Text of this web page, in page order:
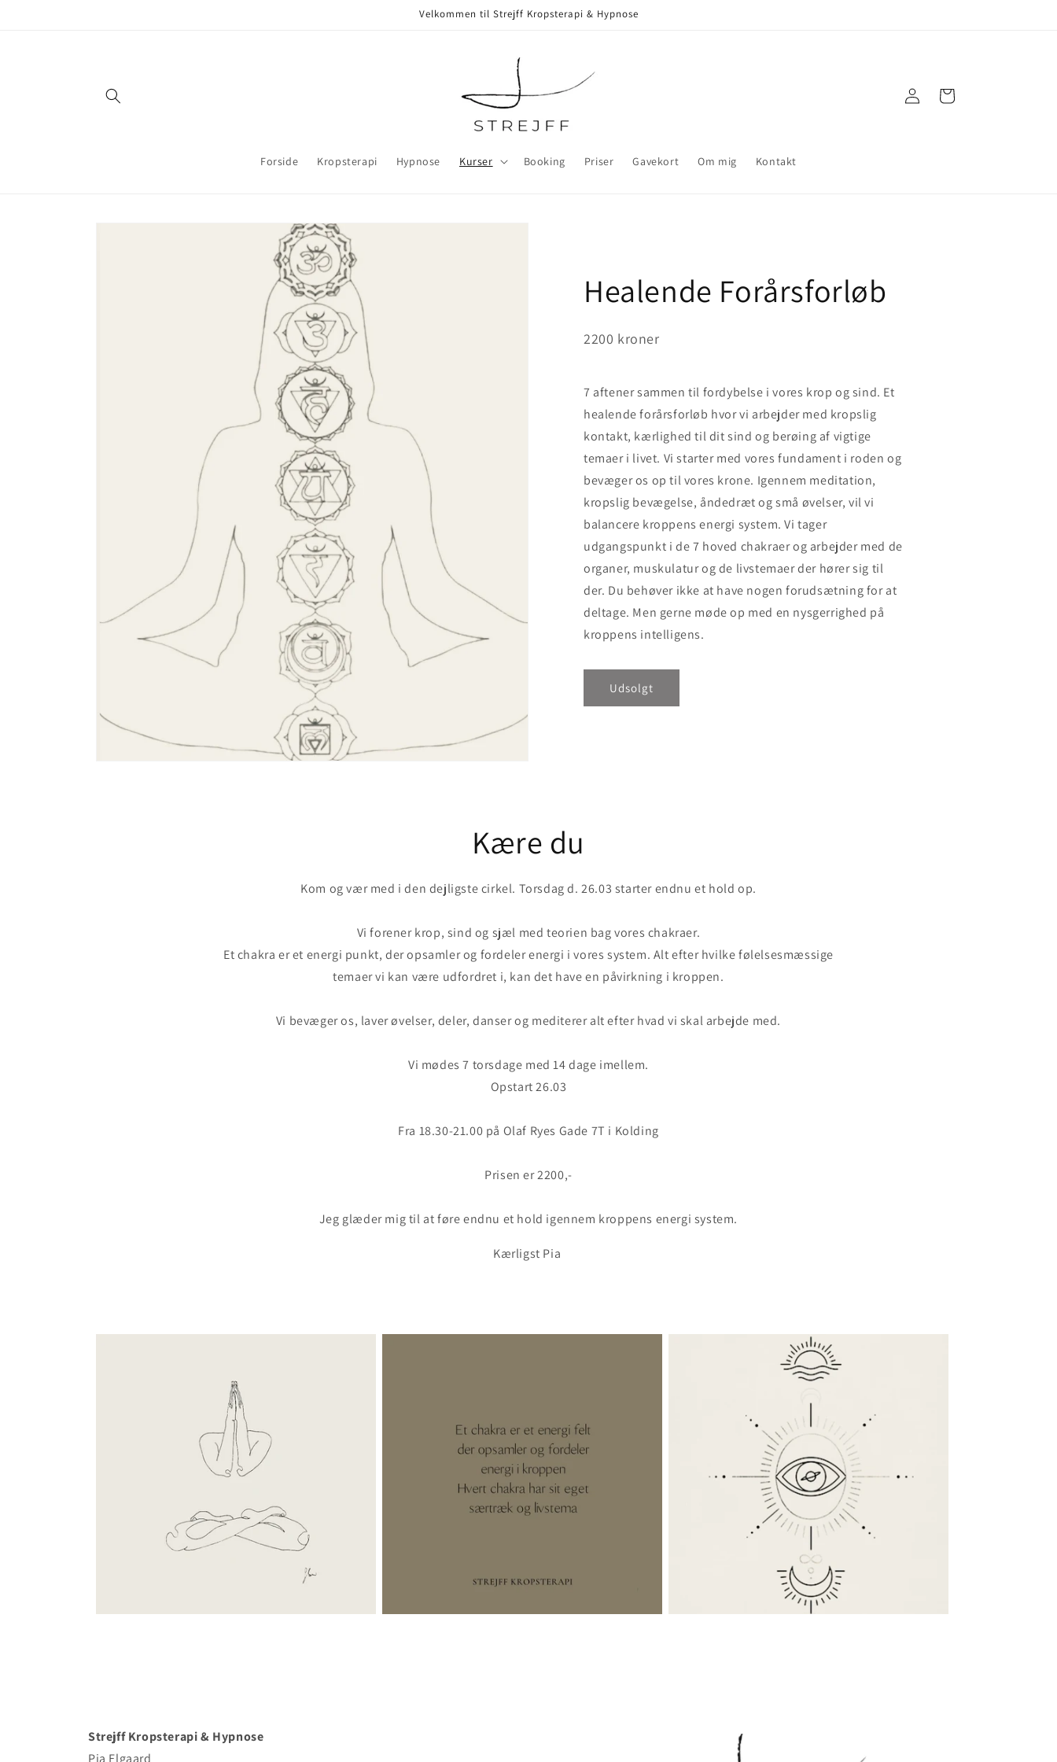
Velkommen til Strejff Kropsterapi & Hypnose
Forside Kropsterapi Hypnose Kurser Booking Priser Gavekort Om mig Kontakt
ind
Indkøbskurv
Healende Forårsforløb
2200 kroner
7 aftener sammen til fordybelse i vores krop og sind. Et
healende forårsforløb hvor vi arbejder med kropslig
kontakt, kærlighed til dit sind og berøing af vigtige
temaer i livet. Vi starter med vores fundament i roden og
bevæger os op til vores krone. Igennem meditation,
kropslig bevægelse, åndedræt og små øvelser, vil vi
balancere kroppens energi system. Vi tager
udgangspunkt i de 7 hoved chakraer og arbejder med de
organer, muskulatur og de livstemaer der hører sig til
der. Du behøver ikke at have nogen forudsætning for at
deltage. Men gerne møde op med en nysgerrighed på
kroppens intelligens.
Udsolgt
Kære du
Kom og vær med i den dejligste cirkel. Torsdag d. 26.03 starter endnu et hold op.
Vi forener krop, sind og sjæl med teorien bag vores chakraer.
Et chakra er et energi punkt, der opsamler og fordeler energi i vores system. Alt efter hvilke følelsesmæssige
temaer vi kan være udfordret i, kan det have en påvirkning i kroppen.
Vi bevæger os, laver øvelser, deler, danser og mediterer alt efter hvad vi skal arbejde med.
Vi mødes 7 torsdage med 14 dage imellem.
Opstart 26.03
Fra 18.30-21.00 på Olaf Ryes Gade 7T i Kolding
Prisen er 2200,-
Jeg glæder mig til at føre endnu et hold igennem kroppens energi system.
Kærligst Pia
Strejff Kropsterapi & Hypnose
Pia Elgaard